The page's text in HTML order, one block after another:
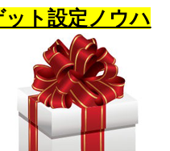
ト設定ノウハ